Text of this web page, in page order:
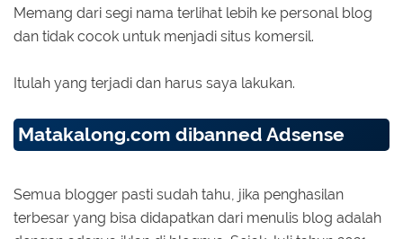
Memang dari segi nama terlihat lebih ke personal blog
dan tidak cocok untuk menjadi situs komersil.
Itulah yang terjadi dan harus saya lakukan.
Matakalong.com dibanned Adsense
Semua blogger pasti sudah tahu, jika penghasilan
terbesar yang bisa didapatkan dari menulis blog adalah